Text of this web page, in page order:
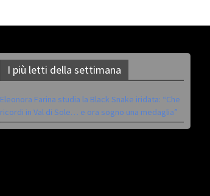
I più letti della settimana
Eleonora Farina studia la Black Snake iridata: “Che
ricordi in Val di Sole… e ora sogno una medaglia”